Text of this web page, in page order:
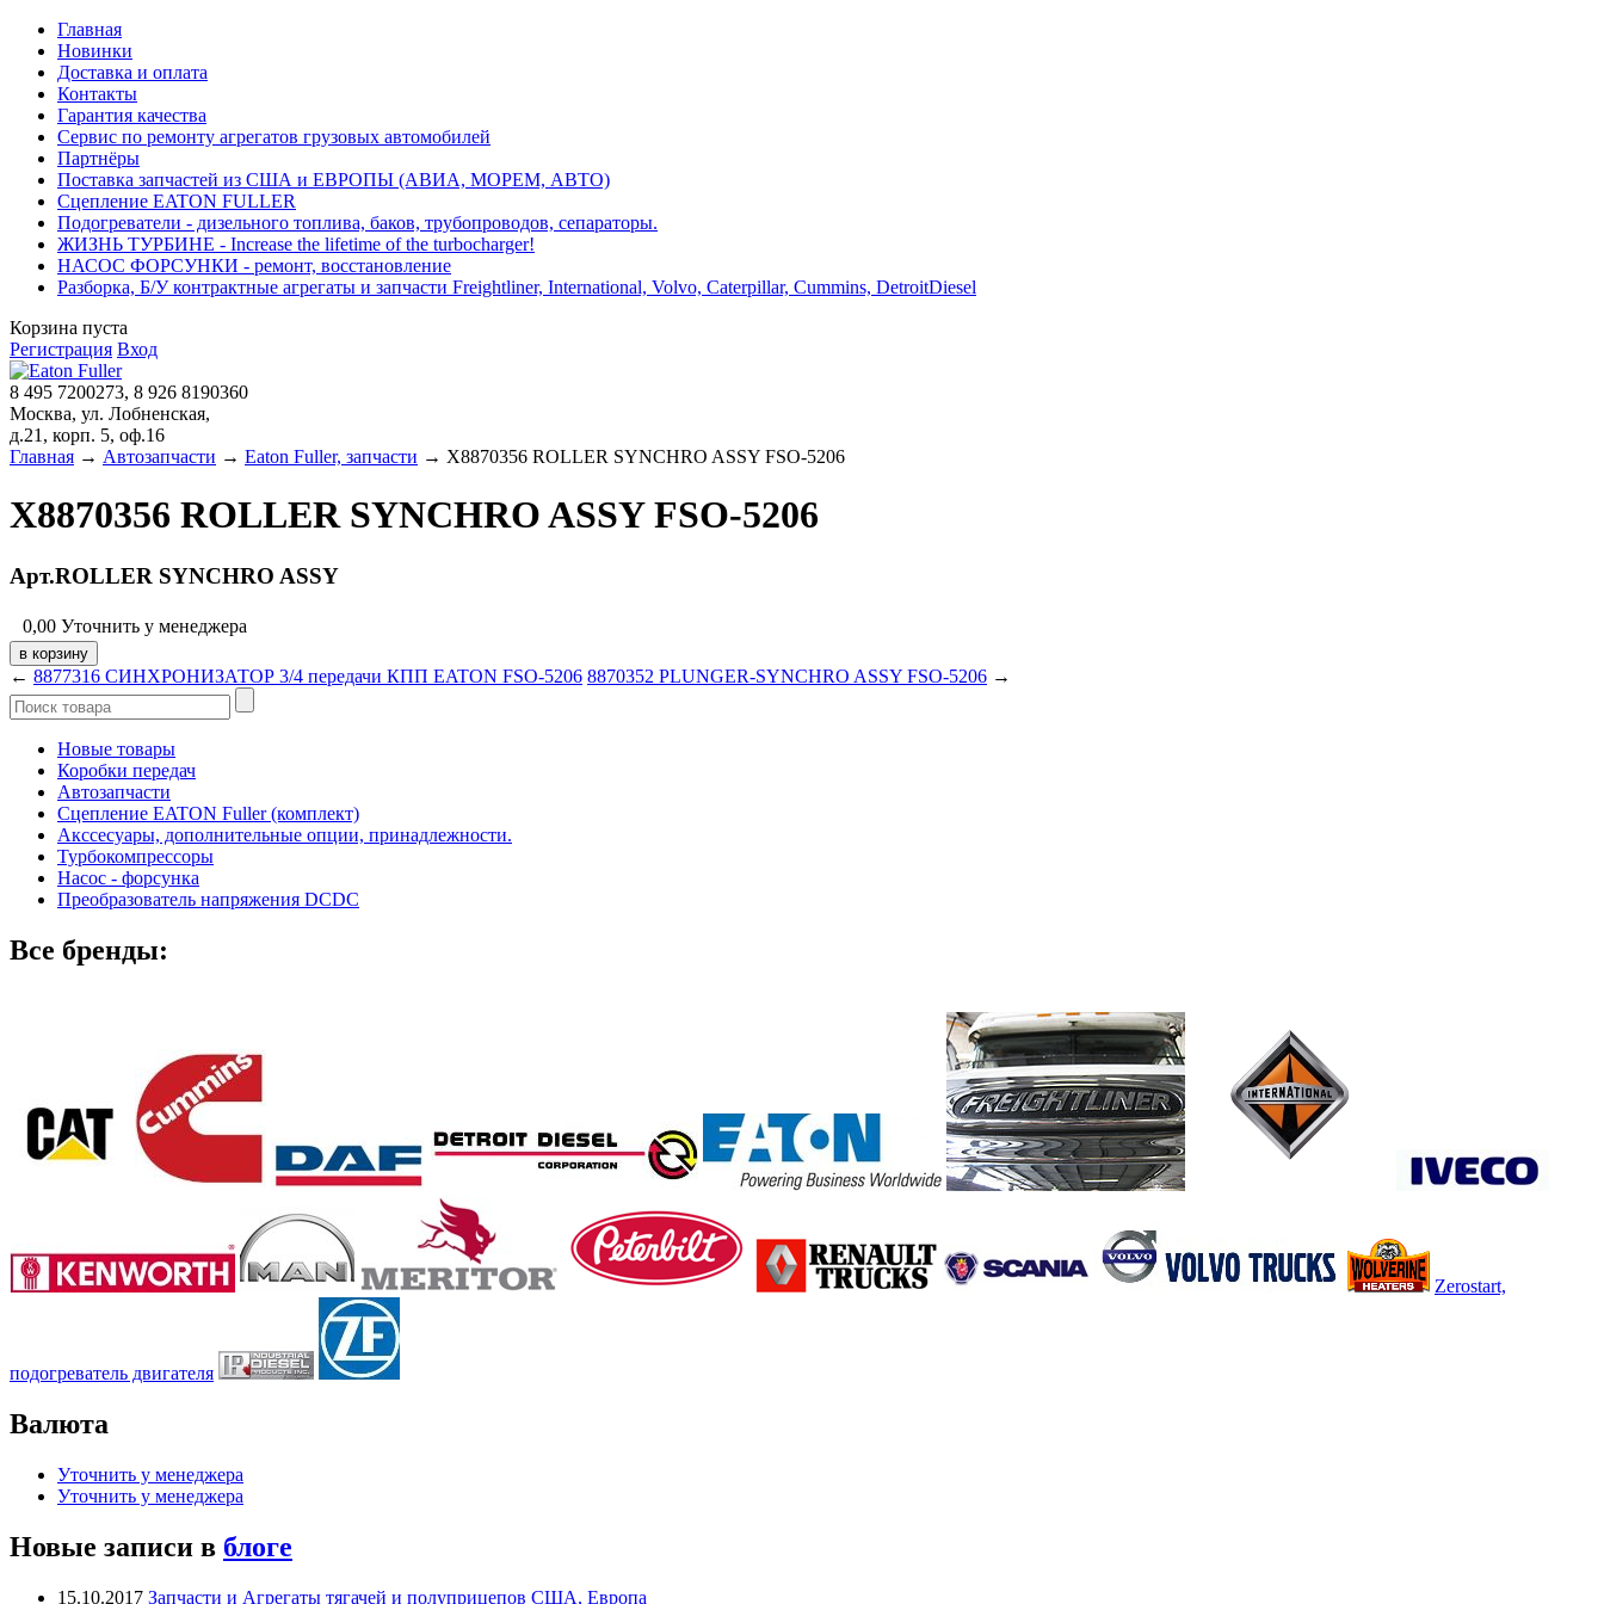
Главная
Новинки
Доставка и оплата
Контакты
Гарантия качества
Сервис по ремонту агрегатов грузовых автомобилей
Партнёры
Поставка запчастей из США и ЕВРОПЫ (АВИА, МОРЕМ, АВТО)
Сцепление EATON FULLER
Подогреватели - дизельного топлива, баков, трубопроводов, сепараторы.
ЖИЗНЬ ТУРБИНЕ - Increase the lifetime of the turbocharger!
НАСОС ФОРСУНКИ - ремонт, восстановление
Разборка, Б/У контрактные агрегаты и запчасти Freightliner, International, Volvo, Caterpillar, Cummins, DetroitDiesel
Корзина пуста
Регистрация Вход
8 495 7200273, 8 926 8190360
Москва, ул. Лобненская,
д.21, корп. 5, оф.16
Главная → Автозапчасти → Eaton Fuller, запчасти → X8870356 ROLLER SYNCHRO ASSY FSO-5206
X8870356 ROLLER SYNCHRO ASSY FSO-5206
Арт.ROLLER SYNCHRO ASSY
0,00 Уточнить у менеджера
← 8877316 СИНХРОНИЗАТОР 3/4 передачи КПП EATON FSO-5206 8870352 PLUNGER-SYNCHRO ASSY FSO-5206 →
Новые товары
Коробки передач
Автозапчасти
Сцепление EATON Fuller (комплект)
Акссесуары, дополнительные опции, принадлежности.
Турбокомпрессоры
Насос - форсунка
Преобразователь напряжения DCDC
Все бренды:
Zerostart,
подогреватель двигателя
Валюта
Уточнить у менеджера
Уточнить у менеджера
Новые записи в блоге
15.10.2017 Запчасти и Агрегаты тягачей и полуприцепов США, Европа